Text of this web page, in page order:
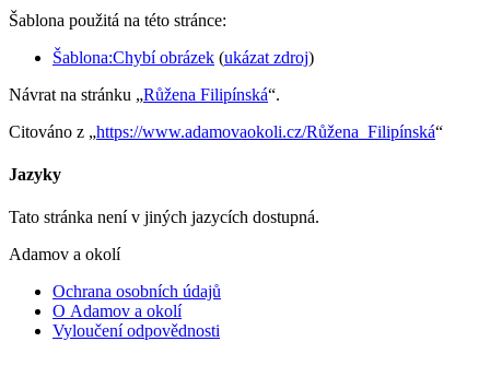
Šablona použitá na této stránce:
Šablona:Chybí obrázek (ukázat zdroj)
Návrat na stránku „Růžena Filipínská“.
Citováno z „https://www.adamovaokoli.cz/Růžena_Filipínská“
Jazyky
Tato stránka není v jiných jazycích dostupná.
Adamov a okolí
Ochrana osobních údajů
O Adamov a okolí
Vyloučení odpovědnosti